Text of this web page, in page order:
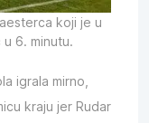
koji je u
6. minutu.
igrala mirno,
kraju jer Rudar